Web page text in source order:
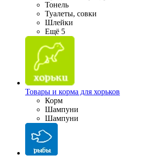
Тонель
Туалеты, совки
Шлейки
Ещё 5
Товары и корма для хорьков
Корм
Шампуни
Шампуни